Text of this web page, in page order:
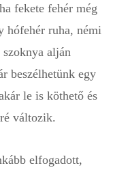
fekete fehér még
hófehér ruha, némi
alján
beszélhetünk egy
le is köthető és
változik.
elfogadott,